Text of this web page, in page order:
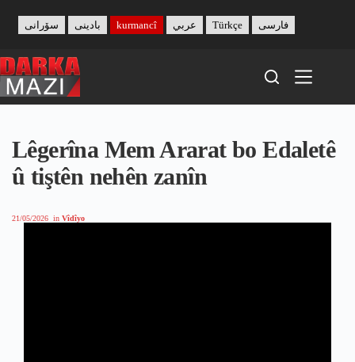
content
بادینی سۆرانی kurmancî عربي Türkçe فارسی
Lêgerîna Mem Ararat bo Edaletê
û tiştên nehên zanîn
21/05/2026 in Vîdîyo